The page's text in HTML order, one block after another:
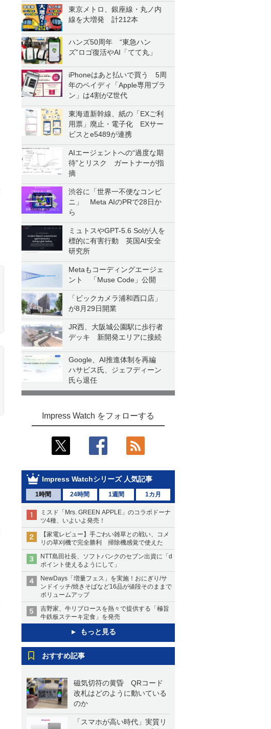
東京メトロ、銀座線・丸ノ内
線を大増発 計212本
ハンズ50周年 “東急ハン
ズ”ロゴ復活やAI「てて丸」
iPhoneはあと払いで買う 5周
年のペイディ「Apple専用プラ
ン」は4割がZ世代
東海道新幹線、紙の「EXご利
用票」廃止・電子化 EXサー
ビスとe5489が連携
AIエージェントへの“過度な期
待”とリスク ガートナーが指
摘
渋谷に「世界一不便なコンビ
ニ」 Meta AIのPRで28日か
ら
ミュトスやGPT-5.6 Solが人を
標的に有害行動 英国AI安全
研究所
Metaもコーディングエージェ
ント 「Muse Code」公開
「ビックカメラ浦和西口店」
が8月29日開業
JR西、大阪城公園駅に歩行者
デッキ 新開発エリアに接続
Google、AI推進体制を再編
ハサビス氏、ジェフディーン
氏ら退任
Impress Watch をフォローする
Impress Watchシリーズ 人気記事
1時間 24時間 1週間 1カ月
ミスド「Mrs. GREEN APPLE」のコラボドーナ
ツ4種、いよいよ発売！
【家電レビュー】手ごわい雑草との戦い、コメ
リの草刈機で完全勝利 掃除機感覚で使えた
NTT島田社長、ソフトバンクのセブン出資に「d
ポイント使えるようにして」
NewDays「増量フェス」を実施！おにぎり/サ
ンドイッチ/焼きそばなど16品が値段そのままで
ボリュームアップ
吉野家、牛リブロースを熱々で提供する「極旨
牛鉄板ステーキ定食」を発売
もっと見る
おすすめ記事
磁気切符の黄昏 QRコード
改札はどのように動いている
のか
「スマホが高い時代」実質リ